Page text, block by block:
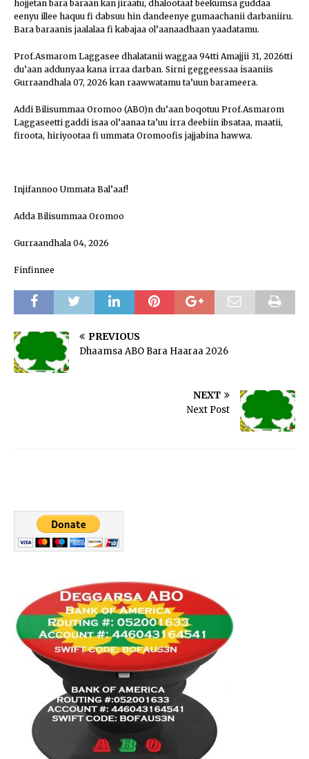
hojjetan bara baraan kan jiraatu, dhalootaaf beekumsa guddaa
eenyu illee haquu fi dabsuu hin dandeenye gumaachanii darbaniiru.
Bara baraanis jaalalaa fi kabajaa ol’aanaadhaan yaadatamu.
Prof.Asmarom Laggasee dhalatanii waggaa 94tti Amajjii 31, 2026tti
du’aan addunyaa kana irraa darban. Sirni geggeessaa isaaniis
Gurraandhala 07, 2026 kan raawwatamu ta’uun barameera.
Addi Bilisummaa Oromoo (ABO)n du’aan boqotuu Prof.Asmarom
Laggaseetti gaddi isaa ol’aanaa ta’uu irra deebiin ibsataa, maatii,
firoota, hiriyootaa fi ummata Oromoofis jajjabina hawwa.
Injifannoo Ummata Bal’aaf!
Adda Bilisummaa Oromoo
Gurraandhala 04, 2026
Finfinnee
PREVIOUS
Dhaamsa ABO Bara Haaraa 2026
NEXT
Next Post